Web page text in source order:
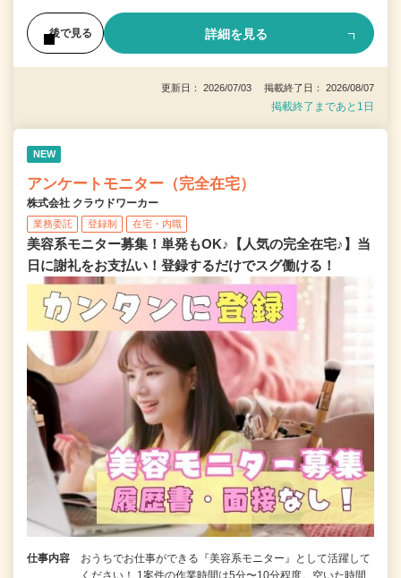
後で見る 詳細を見る
更新日： 2026/07/03 掲載終了日： 2026/08/07
掲載終了まであと1日
NEW
アンケートモニター（完全在宅）
株式会社 クラウドワーカー
業務委託 登録制 在宅・内職
美容系モニター募集！単発もOK♪【人気の完全在宅♪】当
日に謝礼をお支払い！登録するだけでスグ働ける！
仕事内容
おうちでお仕事ができる『美容系モニター』として活躍して